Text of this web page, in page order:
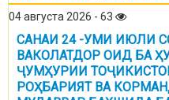
04 августа 2026 - 63
САНАИ 24 -УМИ ИЮЛИ
ВАКОЛАТДОР ОИД БА
ҶУМҲУРИИ
РОҲБАРИЯТ ВА